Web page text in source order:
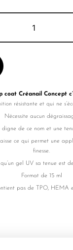
coat Créanail Concept
résistante et qui ne
Nécessite aucun
digne de ce nom et une
ce qui permet une
finesse.
gel UV sa tenue est
Format de 15 ml
pas de TPO, HEMA